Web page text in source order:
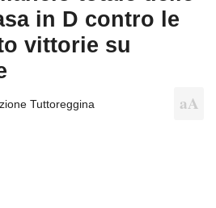
in D contro le
vittorie su
Tuttoreggina